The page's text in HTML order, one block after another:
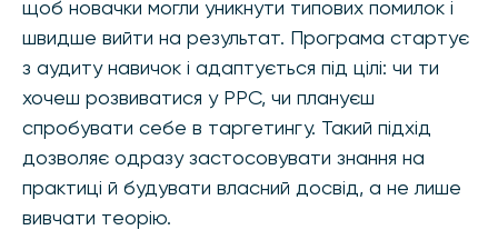
щоб новачки могли уникнути типових помилок і
швидше вийти на результат. Програма стартує
з аудиту навичок і адаптується під цілі: чи ти
хочеш розвиватися у PPC, чи плануєш
спробувати себе в таргетингу. Такий підхід
дозволяє одразу застосовувати знання на
практиці й будувати власний досвід, а не лише
вивчати теорію.